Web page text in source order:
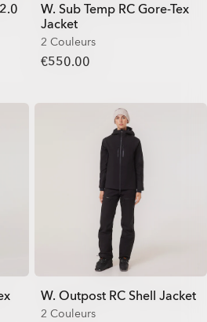
W. Sub Temp RC Gore-Tex
Jacket
2 Couleurs
€550.00
W. Outpost RC Shell Jacket
2 Couleurs